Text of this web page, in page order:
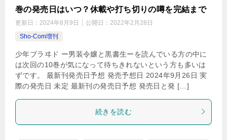
巻の発売日はいつ？休載や打ち切りの噂を完結まで
更新日： 2024年8月9日 公開日： 2022年2月28日
Sho-Com増刊
少年ブラヰド ー男装令嬢と黒書生ーを読んでいる方の中に
は次回の10巻が気になって待ちきれないという方も多いは
ずです。 最新刊発売日予想 発売予想日 2024年9月26日 実
際の発売日 未定 最新刊の発売日予想 発売日と発 […]
続きを読む